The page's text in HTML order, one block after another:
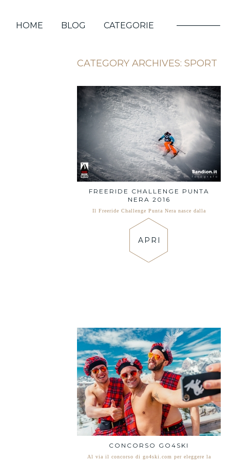
HOME BLOG CATEGORIE
CATEGORY ARCHIVES: SPORT
FREERIDE CHALLENGE PUNTA
NERA 2016
Il Freeride Challenge Punta Nera nasce dalla
APRI
CONCORSO GO4SKI
Al via il concorso di go4ski.com per eleggere la